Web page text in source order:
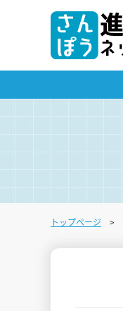
トップページ